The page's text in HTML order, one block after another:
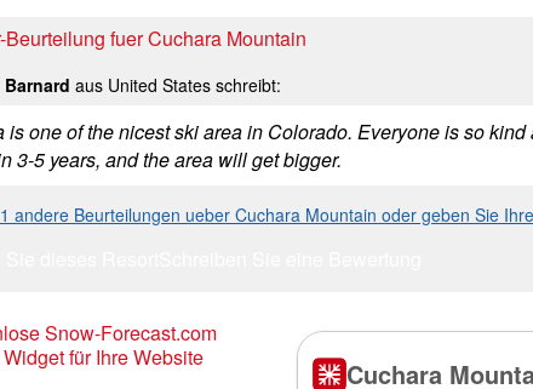
Beurteilung fuer Cuchara Mountain
aus United States schreibt:
is one of the nicest ski area in Colorado. Everyone is so
3-5 years, and the area will get bigger.
andere Beurteilungen ueber Cuchara Mountain oder geben Sie
Snow-Forecast.com
für Ihre Website